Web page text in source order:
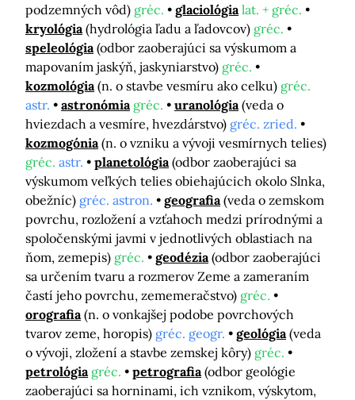
podzemných vôd) gréc. glaciológia lat. + gréc.
kryológia (hydrológia ľadu a ľadovcov) gréc.
speleológia (odbor zaoberajúci sa výskumom a
mapovaním jaskýň, jaskyniarstvo) gréc.
kozmológia (n. o stavbe vesmíru ako celku) gréc.
astr.
astronómia gréc. uranológia (veda o
hviezdach a vesmíre, hvezdárstvo) gréc. zried.
kozmogónia (n. o vzniku a vývoji vesmírnych telies)
gréc. astr. planetológia (odbor zaoberajúci sa
výskumom veľkých telies obiehajúcich okolo Slnka,
obežníc) gréc. astron. geografia (veda o zemskom
povrchu, rozložení a vzťahoch medzi prírodnými a
spoločenskými javmi v jednotlivých oblastiach na
ňom, zemepis) gréc. geodézia (odbor zaoberajúci
sa určením tvaru a rozmerov Zeme a zameraním
častí jeho povrchu, zememeračstvo) gréc.
orografia (n. o vonkajšej podobe povrchových
tvarov zeme, horopis) gréc. geogr. geológia (veda
o vývoji, zložení a stavbe zemskej kôry) gréc.
petrológia gréc. petrografia (odbor geológie
zaoberajúci sa horninami, ich vznikom, výskytom,